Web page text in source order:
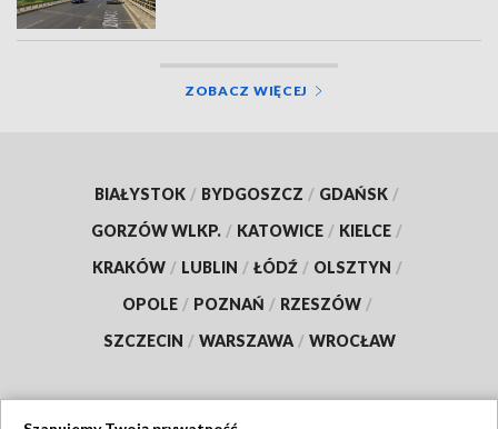
ZOBACZ WIĘCEJ
BIAŁYSTOK / BYDGOSZCZ / GDAŃSK /
GORZÓW WLKP. / KATOWICE / KIELCE /
KRAKÓW / LUBLIN / ŁÓDŹ / OLSZTYN /
OPOLE / POZNAŃ / RZESZÓW /
SZCZECIN / WARSZAWA / WROCŁAW